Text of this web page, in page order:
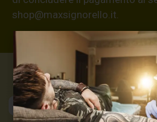
shop@maxsignorello.it
Max